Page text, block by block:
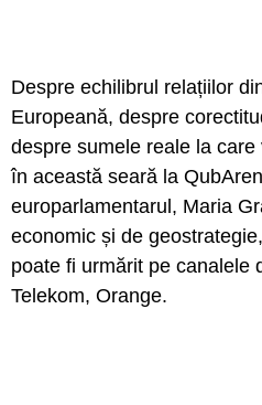
Despre echilibrul relațiilor
Europeană, despre
despre sumele reale la
în această seară la
europarlamentarul, Maria
economic și de
poate fi urmărit pe canalele
Telekom, Orange.